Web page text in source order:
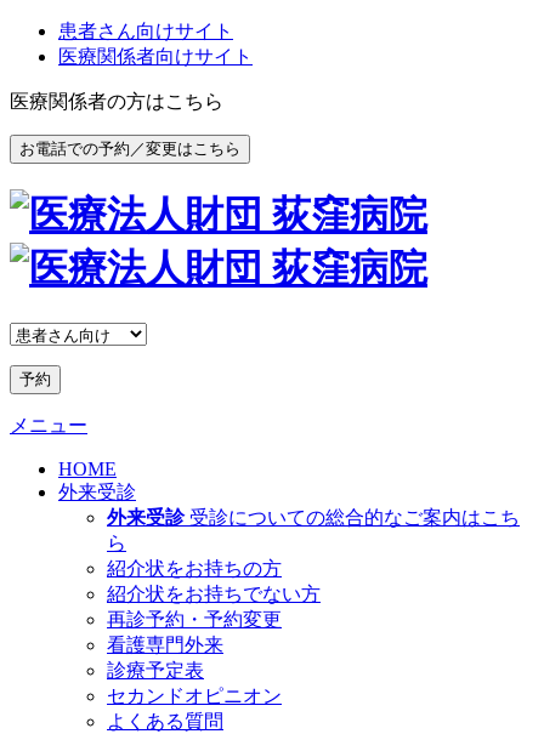
患者さん向けサイト
医療関係者向けサイト
医療関係者の方はこちら
お電話での予約／変更はこちら
予約
メニュー
HOME
外来受診
外来受診 受診についての総合的なご案内はこち
ら
紹介状をお持ちの方
紹介状をお持ちでない方
再診予約・予約変更
看護専門外来
診療予定表
セカンドオピニオン
よくある質問